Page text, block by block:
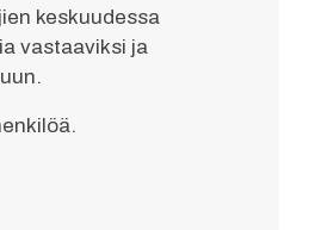
keskuudessa
vastaaviksi ja